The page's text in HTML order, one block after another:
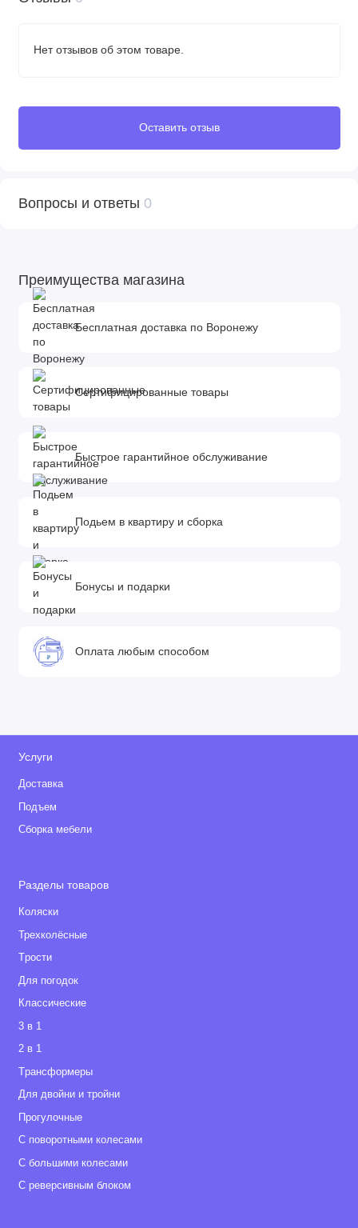
Нет отзывов об этом товаре.
Оставить отзыв
Вопросы и ответы 0
Преимущества магазина
Бесплатная доставка по Воронежу
Сертифицированные товары
Быстрое гарантийное обслуживание
Подьем в квартиру и сборка
Бонусы и подарки
Оплата любым способом
Услуги
Доставка
Подъем
Сборка мебели
Разделы товаров
Коляски
Трехколёсные
Tрости
Для погодок
Классические
3 в 1
2 в 1
Tрансформеры
Для двойни и тройни
Прогулочные
С поворотными колесами
С большими колесами
С реверсивным блоком